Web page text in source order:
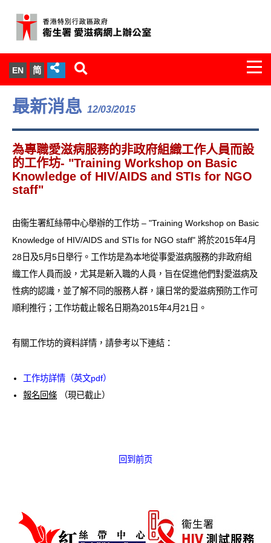
EN 简
關於我們
服務範圍
文件櫃
統計數字
新聞發佈
愛滋病病毒感染與醫護人員專家組
其他
最新消息 12/03/2015
為專職愛滋病服務的非政府組織工作人員而設
的工作坊- "Training Workshop on Basic
Knowledge of HIV/AIDS and STIs for NGO
staff"
由衞生署紅絲帶中心舉辦的工作坊 – "Training Workshop on Basic
Knowledge of HIV/AIDS and STIs for NGO staff" 將於2015年4月
28日及5月5日舉行。工作坊是為本地從事愛滋病服務的非政府組
織工作人員而設，尤其是新入職的人員，旨在促進他們對愛滋病及
性病的認識，並了解不同的服務人群，讓日常的愛滋病預防工作可
順利推行；工作坊截止報名日期為2015年4月21日。
有關工作坊的資料詳情，請參考以下連結：
工作坊詳情（英文pdf）
報名回條 （現已截止）
回到前页